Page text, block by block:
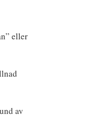
eller
av